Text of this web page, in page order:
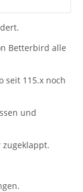
Betterbird alle
seit 115.x noch
und